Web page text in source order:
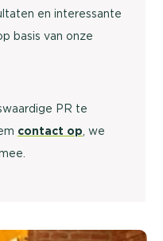
en interessante
basis van onze
PR te
contact op , we